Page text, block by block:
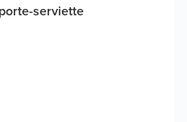
serviette